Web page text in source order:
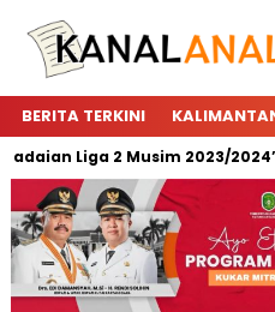
BERITA TERKINI
Liga 2 Musim 2023/2024”